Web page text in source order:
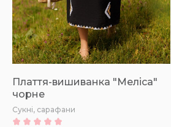
Плаття-вишиванка "Меліса"
чорне
Сукні, сарафани